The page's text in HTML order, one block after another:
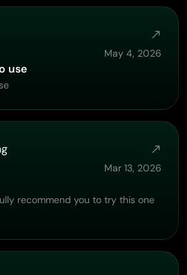
May 4, 2026
use
Mar 13, 2026
recommend you to try this one